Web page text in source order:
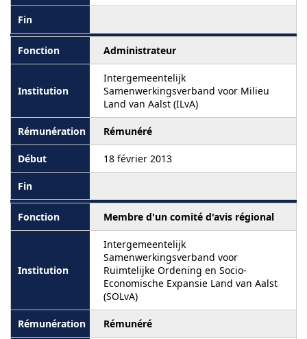
Administrateur
Intergemeentelijk
Samenwerkingsverband voor Milieu
Land van Aalst (ILvA)
Rémunéré
18 février 2013
Membre d'un comité d'avis régional
Intergemeentelijk
Samenwerkingsverband voor
Ruimtelijke Ordening en Socio-
Economische Expansie Land van Aalst
(SOLvA)
Rémunéré